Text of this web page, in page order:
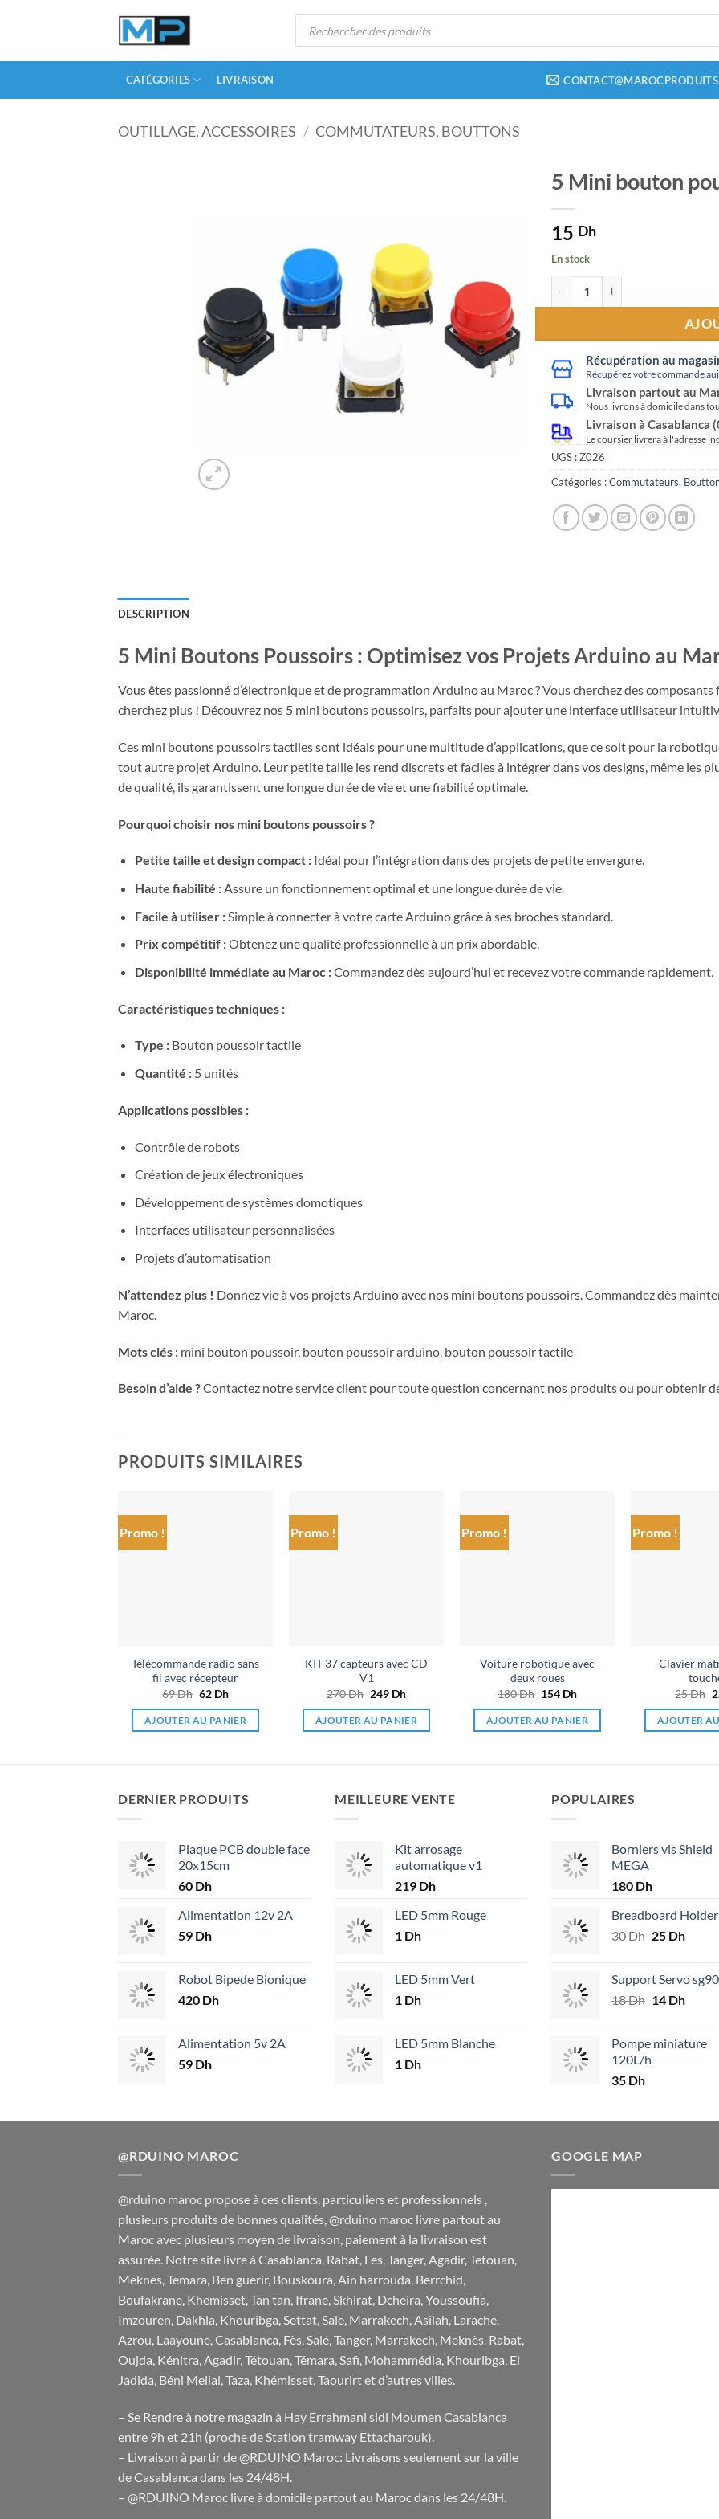
CATÉGORIES LIVRAISON
OUTILLAGE, ACCESSOIRES / COMMUTATEURS, BOUTTONS
5 Mini bouton
15 Dh
En stock
quantité de 5 Mini bouton poussoir
Récupération au
Récupérez votre commande
Livraison partout au
Nous livrons à domicile dans
Livraison à Casablanca
Le coursier livrera à l'adresse
UGS :Z026
Catégories :Commutateurs,
DESCRIPTION
5 Mini Boutons Poussoirs : Optimisez vos Projets Arduino au
Vous êtes passionné d’électronique et de programmation Arduino au Maroc ? Vous cherchez des
cherchez plus ! Découvrez nos 5 mini boutons poussoirs, parfaits pour ajouter une interface utilisateur
Ces mini boutons poussoirs tactiles sont idéals pour une multitude d’applications, que ce soit pour la
tout autre projet Arduino. Leur petite taille les rend discrets et faciles à intégrer dans vos designs, même les
de qualité, ils garantissent une longue durée de vie et une fiabilité optimale.
Pourquoi choisir nos mini boutons poussoirs ?
Petite taille et design compact :Idéal pour l’intégration dans des projets de petite envergure.
Haute fiabilité :Assure un fonctionnement optimal et une longue durée de vie.
Facile à utiliser :Simple à connecter à votre carte Arduino grâce à ses broches standard.
Prix compétitif :Obtenez une qualité professionnelle à un prix abordable.
Disponibilité immédiate au Maroc :Commandez dès aujourd’hui et recevez votre commande rapidement.
Caractéristiques techniques :
Type :Bouton poussoir tactile
Quantité :5 unités
Applications possibles :
Contrôle de robots
Création de jeux électroniques
Développement de systèmes domotiques
Interfaces utilisateur personnalisées
Projets d’automatisation
N’attendez plus ! Donnez vie à vos projets Arduino avec nos mini boutons poussoirs. Commandez dès
Maroc.
Mots clés : mini bouton poussoir, bouton poussoir arduino, bouton poussoir tactile
Besoin d’aide ?Contactez notre service client pour toute question concernant nos produits ou pour obtenir
PRODUITS SIMILAIRES
Promo !
Télécommande radio sans
fil avec récepteur
69Dh Le
initial
était :
62 DhLe
actuel
est :
AJOUTER AU PANIER
Promo !
KIT 37 capteurs avec CD
V1
270Dh Le
initial
était :
249 DhLe
actuel
est :
AJOUTER AU PANIER
Promo !
Voiture robotique avec
deux roues
180Dh Le
initial
était :
154 DhLe
actuel
est :
AJOUTER AU PANIER
Promo !
Clavier
25Dh
AJOUTER
DERNIER PRODUITS
Plaque PCB double face
20x15cm
60 Dh
Alimentation 12v 2A
59 Dh
Robot Bipede Bionique
420 Dh
Alimentation 5v 2A
59 Dh
MEILLEURE VENTE
Kit arrosage
automatique v1
219 Dh
LED 5mm Rouge
1 Dh
LED 5mm Vert
1 Dh
LED 5mm Blanche
1 Dh
POPULAIRES
Borniers vis Shield
MEGA
180 Dh
Breadboard Holder
30Dh Le
était :
30 Dh.
25 DhLe
est :
25 Dh.
Support Servo sg90
18Dh Le
était :
14 DhLe
est :
Pompe miniature
120L/h
35 Dh
@RDUINO MAROC
@rduino maroc propose à ces clients, particuliers et professionnels ,
plusieurs produits de bonnes qualités, @rduino maroc livre partout au
Maroc avec plusieurs moyen de livraison, paiement à la livraison est
assurée. Notre site livre à Casablanca, Rabat, Fes, Tanger, Agadir, Tetouan,
Meknes, Temara, Ben guerir, Bouskoura, Ain harrouda, Berrchid,
Boufakrane, Khemisset, Tan tan, Ifrane, Skhirat, Dcheira, Youssoufia,
Imzouren, Dakhla, Khouribga, Settat, Sale, Marrakech, Asilah, Larache,
Azrou, Laayoune, Casablanca, Fès, Salé, Tanger, Marrakech, Meknès, Rabat,
Oujda, Kénitra, Agadir, Tétouan, Témara, Safi, Mohammédia, Khouribga, El
Jadida, Béni Mellal, Taza, Khémisset, Taourirt et d’autres villes.
– Se Rendre à notre magazin à Hay Errahmani sidi Moumen Casablanca
entre 9h et 21h (proche de Station tramway Ettacharouk).
– Livraison à partir de @RDUINO Maroc: Livraisons seulement sur la ville
de Casablanca dans les 24/48H.
– @RDUINO Maroc livre à domicile partout au Maroc dans les 24/48H.
GOOGLE MAP